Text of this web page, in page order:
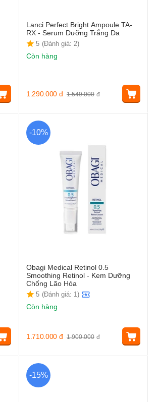
Lanci Perfect Bright Ampoule TA-
RX - Serum Dưỡng Trắng Da
5 (Đánh giá: 2)
Còn hàng
1.549.000 đ
1.290.000 đ
-10%
Obagi Medical Retinol 0.5
Smoothing Retinol - Kem Dưỡng
Chống Lão Hóa
5 (Đánh giá: 1)
Còn hàng
1.900.000 đ
1.710.000 đ
-15%